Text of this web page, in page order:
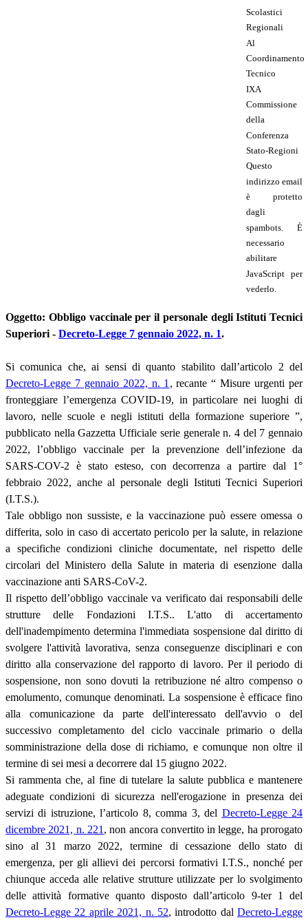
Scolastici
Regionali
Al
Coordinamento
Tecnico
IXA
Commissione
della
Conferenza
Stato-Regioni
Questo
indirizzo email
è protetto
dagli
spambots. È
necessario
abilitare
JavaScript per
vederlo.
Oggetto: Obbligo vaccinale per il personale degli Istituti Tecnici
Superiori - Decreto-Legge 7 gennaio 2022, n. 1.
Si comunica che, ai sensi di quanto stabilito dall’articolo 2 del
Decreto-Legge 7 gennaio 2022, n. 1 , recante “ Misure urgenti per
fronteggiare l’emergenza COVID-19, in particolare nei luoghi di
lavoro, nelle scuole e negli istituti della formazione superiore ”,
pubblicato nella Gazzetta Ufficiale serie generale n. 4 del 7 gennaio
2022, l’obbligo vaccinale per la prevenzione dell’infezione da
SARS-COV-2 è stato esteso, con decorrenza a partire dal 1°
febbraio 2022, anche al personale degli Istituti Tecnici Superiori
(I.T.S.).
Tale obbligo non sussiste, e la vaccinazione può essere omessa o
differita, solo in caso di accertato pericolo per la salute, in relazione
a specifiche condizioni cliniche documentate, nel rispetto delle
circolari del Ministero della Salute in materia di esenzione dalla
vaccinazione anti SARS-CoV-2.
Il rispetto dell’obbligo vaccinale va verificato dai responsabili delle
strutture delle Fondazioni I.T.S.. L'atto di accertamento
dell'inadempimento determina l'immediata sospensione dal diritto di
svolgere l'attività lavorativa, senza conseguenze disciplinari e con
diritto alla conservazione del rapporto di lavoro. Per il periodo di
sospensione, non sono dovuti la retribuzione né altro compenso o
emolumento, comunque denominati. La sospensione è efficace fino
alla comunicazione da parte dell'interessato dell'avvio o del
successivo completamento del ciclo vaccinale primario o della
somministrazione della dose di richiamo, e comunque non oltre il
termine di sei mesi a decorrere dal 15 giugno 2022.
Si rammenta che, al fine di tutelare la salute pubblica e mantenere
adeguate condizioni di sicurezza nell'erogazione in presenza dei
servizi di istruzione, l’articolo 8, comma 3, del Decreto-Legge 24
dicembre 2021, n. 221 , non ancora convertito in legge, ha prorogato
sino al 31 marzo 2022, termine di cessazione dello stato di
emergenza, per gli allievi dei percorsi formativi I.T.S., nonché per
chiunque acceda alle relative strutture utilizzate per lo svolgimento
delle attività formative quanto disposto dall’articolo 9-ter 1 del
Decreto-Legge 22 aprile 2021, n. 52, introdotto dal Decreto-Legge